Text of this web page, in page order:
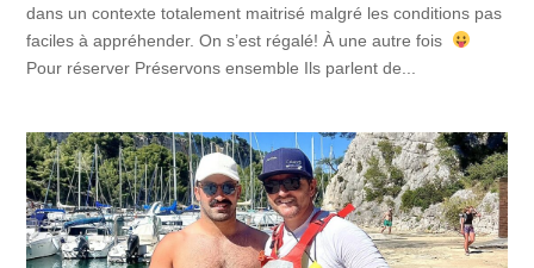
dans un contexte totalement maitrisé malgré les conditions pas
faciles à appréhender. On s’est régalé! À une autre fois
Pour réserver Préservons ensemble Ils parlent de...